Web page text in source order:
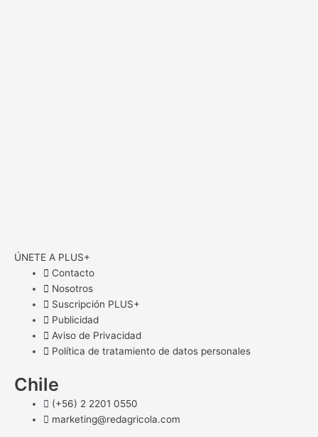
ÚNETE A PLUS+
Contacto
Nosotros
Suscripción PLUS+
Publicidad
Aviso de Privacidad
Política de tratamiento de datos personales
Chile
(+56) 2 2201 0550
marketing@redagricola.com